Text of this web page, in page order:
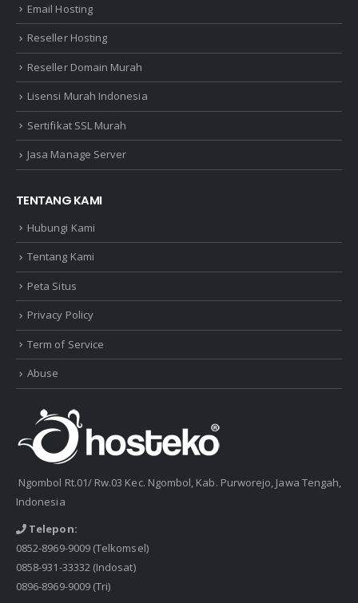
Email Hosting
Reseller Hosting
Reseller Domain Murah
Lisensi Murah Indonesia
Sertifikat SSL Murah
Jasa Manage Server
TENTANG KAMI
Hubungi Kami
Tentang Kami
Peta Situs
Privacy Policy
Term of Service
Abuse
Ngombol Rt.01/ Rw.03 Kec. Ngombol, Kab. Purworejo, Jawa Tengah,
Indonesia
Telepon:
0852-8969-9009(Telkomsel)
0858-931-33332 (Indosat)
0896-8969-9009(Tri)